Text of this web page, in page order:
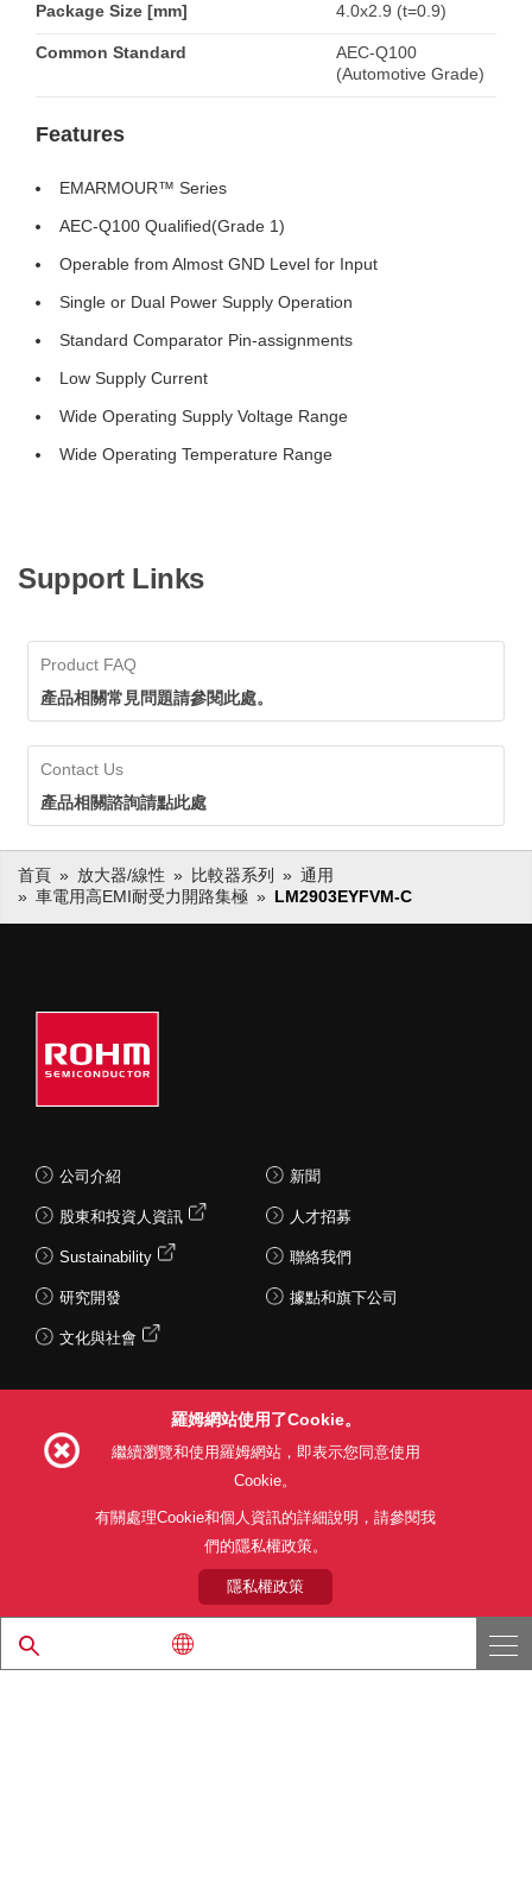
Package Size [mm] 4.0x2.9 (t=0.9)
Common Standard
AEC-Q100
(Automotive Grade)
Features
EMARMOUR™ Series
AEC-Q100 Qualified(Grade 1)
Operable from Almost GND Level for Input
Single or Dual Power Supply Operation
Standard Comparator Pin-assignments
Low Supply Current
Wide Operating Supply Voltage Range
Wide Operating Temperature Range
Support Links
Product FAQ
產品相關常見問題請參閱此處。
Contact Us
產品相關諮詢請點此處
首頁 放大器/線性 比較器系列
通用
車電用高EMI耐受力開路集極
LM2903EYFVM-C
公司介紹
股東和投資人資訊
Sustainability
研究開發
文化與社會
新聞
人才招募
聯絡我們
據點和旗下公司
利用目的 隱私權政策
關於本公司產品銷售之標準條款(PDF)
© 1997 - 2026 ROHM CO., LTD. ALL RIGHTS RESERVED.
羅姆網站使用了Cookie。
繼續瀏覽和使用羅姆網站，即表示您同意使用
Cookie。
有關處理Cookie和個人資訊的詳細說明，請參閱我
們的隱私權政策。
隱私權政策